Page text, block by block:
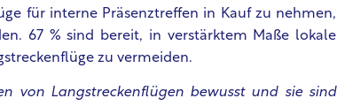
für interne Präsenztreffen in Kauf zu nehmen,
67 % sind bereit, in verstärktem Maße lokale
zu vermeiden.
von Langstreckenflügen bewusst und sie sind